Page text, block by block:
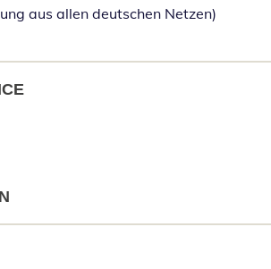
aus allen deutschen Netzen)